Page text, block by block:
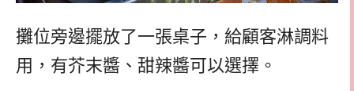
攤位旁邊擺放了一張桌子，給顧客淋調料
用，有芥末醬、甜辣醬可以選擇。